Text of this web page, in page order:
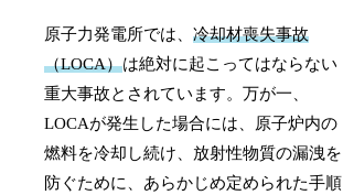
原子力発電所では、冷却材喪失事故
（LOCA）は絶対に起こってはならない
重大事故とされています。万が一、
LOCAが発生した場合には、原子炉内の
燃料を冷却し続け、放射性物質の漏洩を
防ぐために、あらかじめ定められた手順